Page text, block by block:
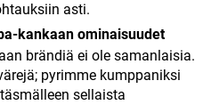
asti.
kankaan ominaisuudet
brändiä ei ole samanlaisia.
pyrimme kumppaniksi
sellaista